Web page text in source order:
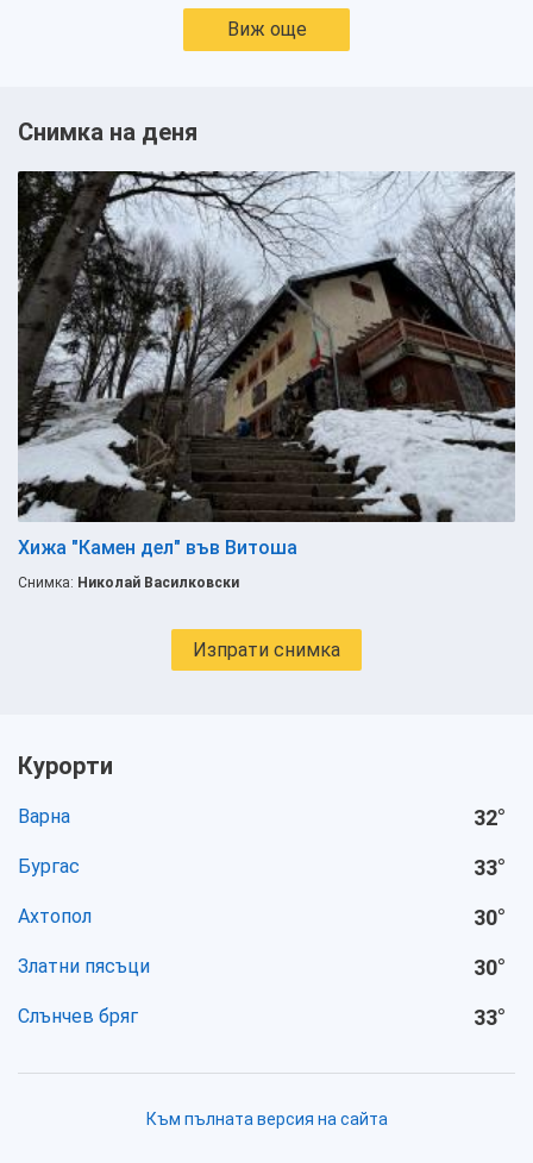
Виж още
Снимка на деня
Хижа "Камен дел" във Витоша
Снимка: Николай Василковски
Изпрати снимка
Курорти
Варна 32°
Бургас 33°
Ахтопол 30°
Златни пясъци 30°
Слънчев бряг 33°
Към пълната версия на сайта